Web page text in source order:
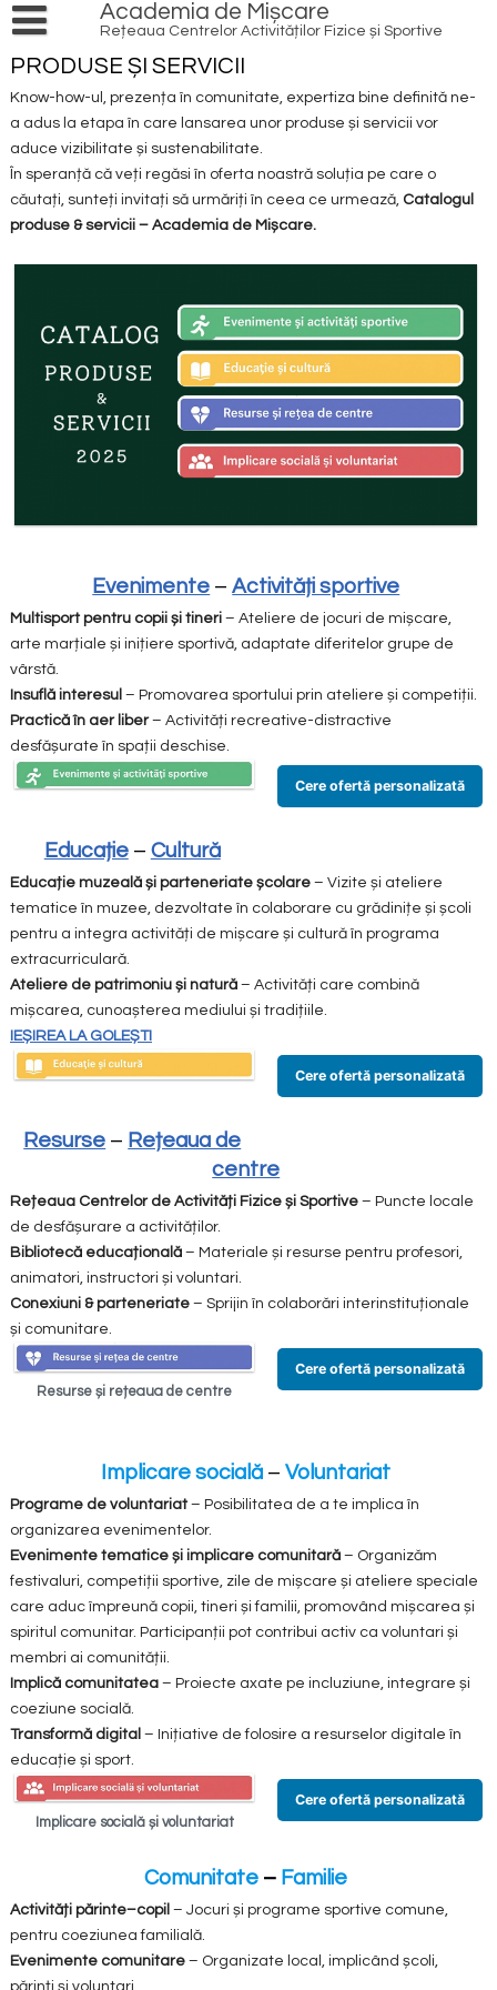
Skip
to
content
Academia de Mișcare
Rețeaua Centrelor Activităților Fizice și Sportive
PRODUSE ȘI SERVICII
Cursuri și ateliere
EVENIMENTE
AGENDĂ
LOCAL HERO
TINERET
ACȚIUNI
REDESCOPERĂ OINA
IMPLICĂ COMUNITATEA
RESURSE
CONEXIUNI
BIBLIOTECĂ
EDUCAȚIE
PROGRAME NAȚIONALE
INFO
FINANȚE
MULTISPORT
MEDIA
TINERET
ARTICOLE
PROIECTE
PARTENERI
PRODUSE ȘI SERVICII
Know-how-ul, prezența în comunitate, expertiza bine definită ne-
a adus la etapa în care lansarea unor produse și servicii vor
aduce vizibilitate și sustenabilitate.
În speranță că veți regăsi în oferta noastră soluția pe care o
căutați, sunteți invitați să urmăriți în ceea ce urmează,Catalogul
produse & servicii – Academia de Mișcare.
Evenimente –Activități sportive
Multisport pentru copii și tineri– Ateliere de jocuri de mișcare,
arte marțiale și inițiere sportivă, adaptate diferitelor grupe de
vârstă.
Insuflă interesul – Promovarea sportului prin ateliere și competiții.
Practică în aer liber– Activități recreative-distractive
desfășurate în spații deschise.
Cere ofertă personalizată
Educație– Cultură
Educație muzeală și parteneriate școlare– Vizite și ateliere
tematice în muzee, dezvoltate în colaborare cu grădinițe și școli
pentru a integra activități de mișcare și cultură în programa
extracurriculară.
Ateliere de patrimoniu și natură– Activități care combină
mișcarea, cunoașterea mediului și tradițiile.
IEȘIREA LA GOLEȘTI
Cere ofertă personalizată
Resurse – Rețeaua de
centre
Rețeaua Centrelor de Activități Fizice și Sportive– Puncte locale
de desfășurare a activităților.
Bibliotecă educațională– Materiale și resurse pentru profesori,
animatori, instructori și voluntari.
Conexiuni & parteneriate– Sprijin în colaborări interinstituționale
și comunitare.
Cere ofertă personalizată
Resurse și rețeaua de centre
Implicare socială –Voluntariat
Programe de voluntariat– Posibilitatea de a te implica în
organizarea evenimentelor.
Evenimente tematice și implicare comunitară– Organizăm
festivaluri, competiții sportive, zile de mișcare și ateliere speciale
care aduc împreună copii, tineri și familii, promovând mișcarea și
spiritul comunitar. Participanții pot contribui activ ca voluntari și
membri ai comunității.
Implică comunitatea– Proiecte axate pe incluziune, integrare și
coeziune socială.
Transformă digital – Inițiative de folosire a resurselor digitale în
educație și sport.
Cere ofertă personalizată
Implicare socială și voluntariat
Comunitate – Familie
Activități părinte–copil – Jocuri și programe sportive comune,
pentru coeziunea familială.
Evenimente comunitare– Organizate local, implicând școli,
părinți și voluntari.